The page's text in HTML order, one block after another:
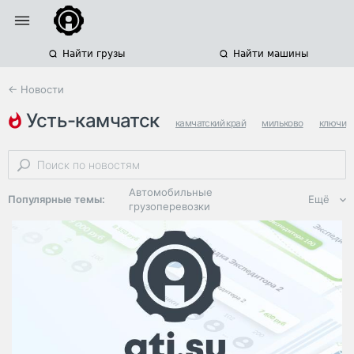
Найти грузы Найти машины
← Новости
усть-камчатск камчатский край мильково ключи
Популярные темы:
Автомобильные
грузоперевозки
Региональная
логистика
ЭДО, ИТ в
логистике
Дороги,
инфраструктура
Ещё